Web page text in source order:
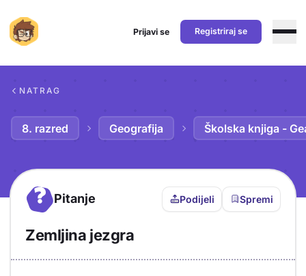
Prijavi se Registriraj se
NATRAG
8. razred Geografija Školska knjiga -
? Pitanje Podijeli Spremi
Zemljina jezgra